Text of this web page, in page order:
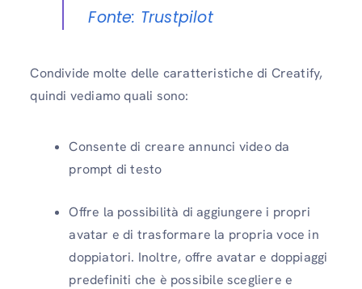
Fonte: Trustpilot
Condivide molte delle caratteristiche di Creatify,
quindi vediamo quali sono:
Consente di creare annunci video da
prompt di testo
Offre la possibilità di aggiungere i propri
avatar e di trasformare la propria voce in
doppiatori. Inoltre, offre avatar e doppiaggi
predefiniti che è possibile scegliere e